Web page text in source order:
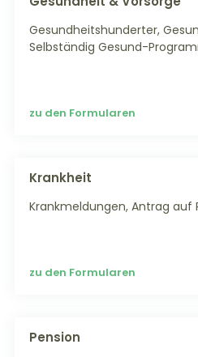
Gesundheitshunderter,
Selbständig Gesund-
zu den Formularen
Krankheit
Krankmeldungen, Antrag
zu den Formularen
Pension